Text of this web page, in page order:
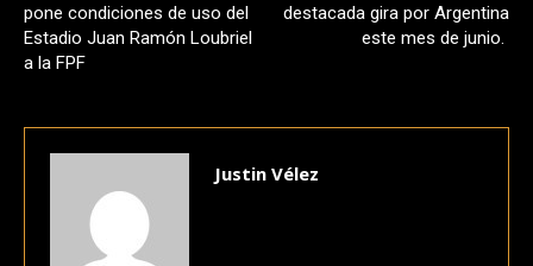
pone condiciones de uso del
Estadio Juan Ramón Loubriel
a la FPF
destacada gira por Argentina
este mes de junio.
Justin Vélez